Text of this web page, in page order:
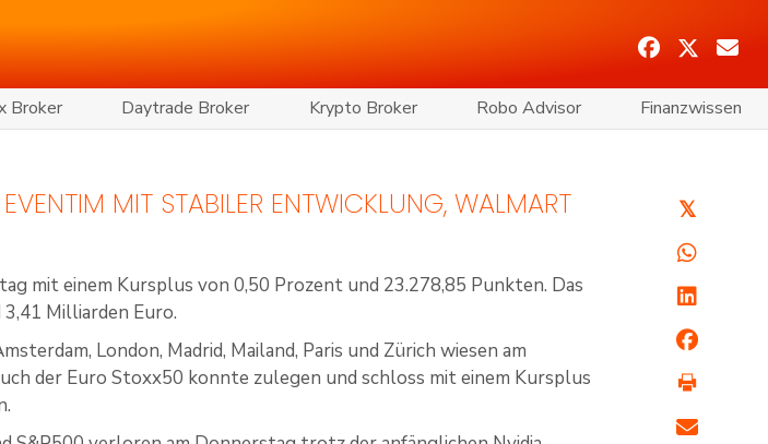
Broker Daytrade Broker Krypto Broker Robo Advisor Finanzwissen
MIT STABILER ENTWICKLUNG, WALMART
mit einem Kursplus von 0,50 Prozent und 23.278,85 Punkten. Das
Milliarden Euro.
London, Madrid, Mailand, Paris und Zürich wiesen am
der Euro Stoxx50 konnte zulegen und schloss mit einem Kursplus
𝕏